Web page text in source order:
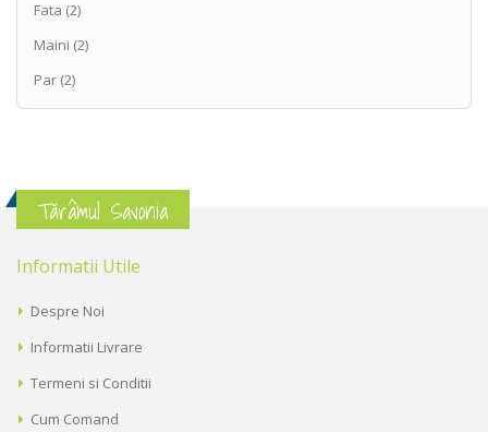
Fata (2)
Maini (2)
Par (2)
Tărâmul Savonia
Informatii Utile
Despre Noi
Informatii Livrare
Termeni si Conditii
Cum Comand